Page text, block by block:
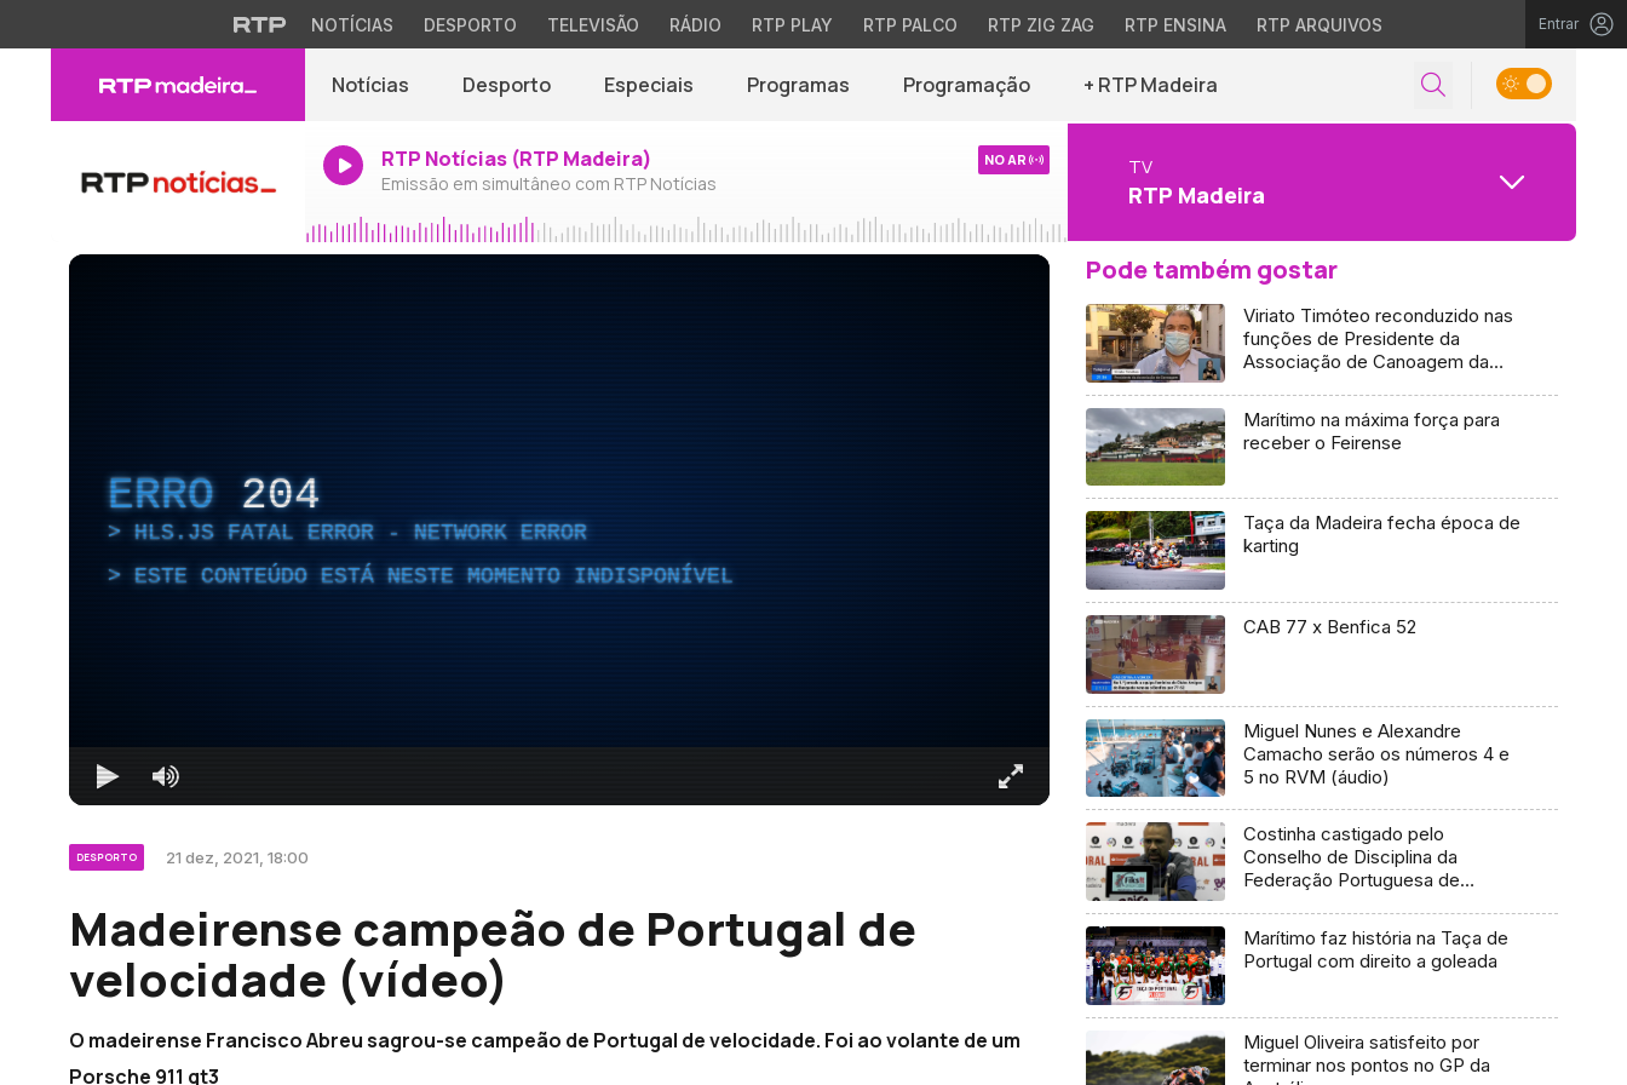
NOTÍCIAS DESPORTO TELEVISÃO RÁDIO RTP PLAY RTP PALCO RTP ZIG ZAG RTP ENSINA RTP ARQUIVOS Entrar
Notícias Desporto Especiais Programas Programação + RTP Madeira
RTP Notícias (RTP Madeira)
Emissão em simultâneo com RTP Notícias
NO AR TV
RTP Madeira
ERRO 204
HLS.JS FATAL ERROR - NETWORK ERROR
ESTE CONTEÚDO ESTÁ NESTE MOMENTO INDISPONÍVEL
DESPORTO 21 dez, 2021, 18:00
Madeirense campeão de Portugal de
velocidade (vídeo)
O madeirense Francisco Abreu sagrou-se campeão de Portugal de velocidade. Foi ao volante de um
Porsche 911 gt3
Pode também gostar
Viriato Timóteo reconduzido nas
funções de Presidente da
Associação de Canoagem da
Marítimo na máxima força para
receber o Feirense
Taça da Madeira fecha época de
karting
CAB 77 x Benfica 52
Miguel Nunes e Alexandre
Camacho serão os números 4 e
5 no RVM (áudio)
Costinha castigado pelo
Conselho de Disciplina da
Federação Portuguesa de
Marítimo faz história na Taça de
Portugal com direito a goleada
Miguel Oliveira satisfeito por
terminar nos pontos no GP da